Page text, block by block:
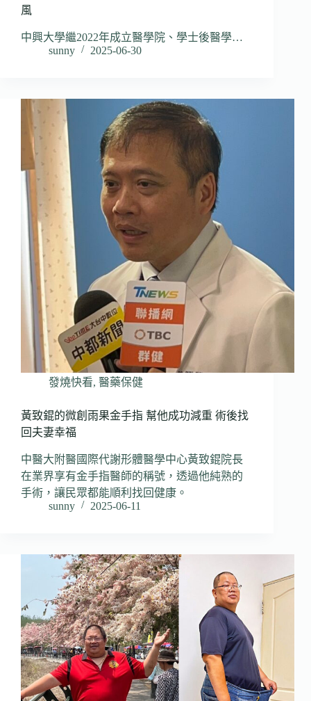
風
中興大學繼2022年成立醫學院、學士後醫學…
sunny
2025-06-30
發燒快看, 醫藥保健
黃致錕的微創雨果金手指 幫他成功減重 術後找
回夫妻幸福
中醫大附醫國際代謝形體醫學中心黃致錕院長
在業界享有金手指醫師的稱號，透過他純熟的
手術，讓民眾都能順利找回健康。
sunny
2025-06-11